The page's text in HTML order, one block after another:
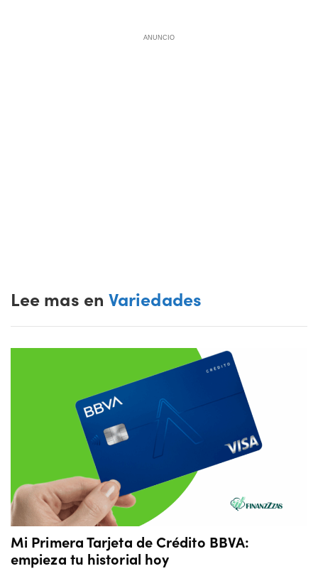
ANUNCIO
Lee mas en Variedades
Mi Primera Tarjeta de Crédito BBVA:
empieza tu historial hoy